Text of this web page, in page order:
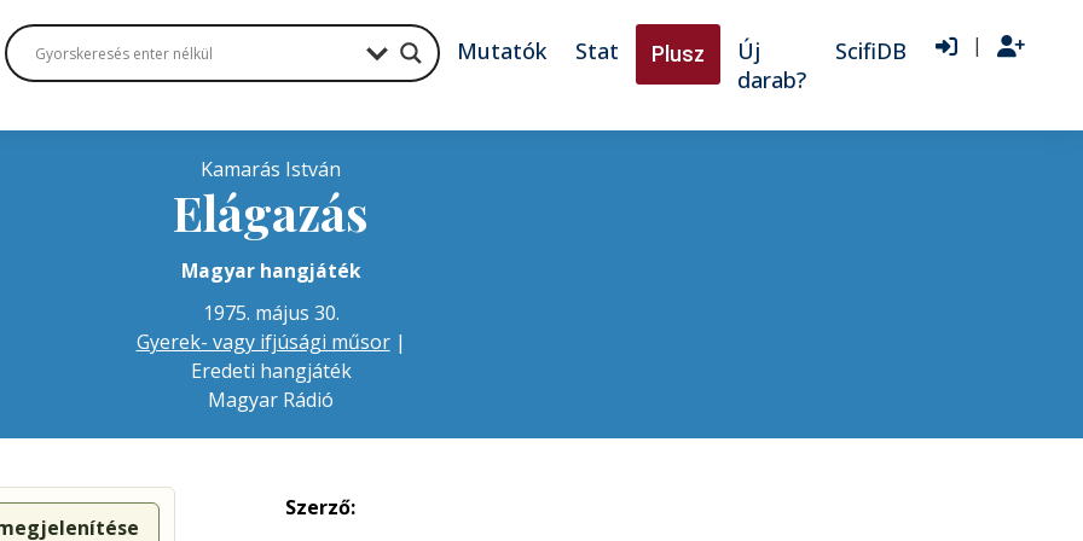
Mutatók Stat Plusz
Új
darab?
ScifiDB |
Kamarás István
Elágazás
Magyar hangjáték
1975. május 30.
Gyerek- vagy ifjúsági műsor|
Eredeti hangjáték
Magyar Rádió
Szerző: